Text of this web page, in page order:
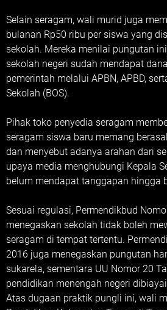
Selain seragam, wali murid juga
bulanan Rp50 ribu per siswa yang
sekolah. Mereka menilai pungutan
sekolah negeri sudah mendapat
pemerintah melalui APBN, APBD,
Sekolah (BOS).
Pihak toko penyedia seragam
seragam siswa baru memang
dan menyebut adanya arahan dari
upaya media menghubungi Kepala
belum mendapat tanggapan hingga
Sesuai regulasi, Permendikbud
menegaskan sekolah tidak boleh
seragam di tempat tertentu.
2016 juga menegaskan pungutan
sukarela, sementara UU Nomor 20
pendidikan menengah negeri
Atas dugaan praktik pungli ini, wali